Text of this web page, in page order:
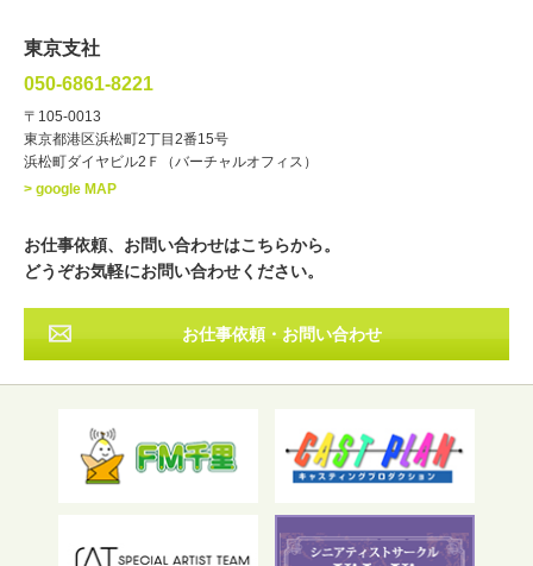
・年齢
・出身地 北海道 東北
その他
フリーワード検索
東京支社
050-6861-8221
〒105-0013
東京都港区浜松町2丁目2番15号
浜松町ダイヤビル2Ｆ（バーチャルオフィス）
> google MAP
お仕事依頼、お問い合わせはこちらから。
どうぞお気軽にお問い合わせください。
お仕事依頼・お問い合わせ